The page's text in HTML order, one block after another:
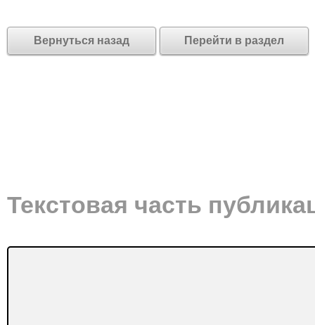
Вернуться назад Перейти в раздел
Текстовая часть